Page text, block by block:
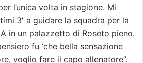
l’unica volta in stagione. Mi
3′ a guidare la squadra per la
in un palazzetto di Roseto pieno.
fu ‘che bella sensazione
voglio fare il capo allenatore”.